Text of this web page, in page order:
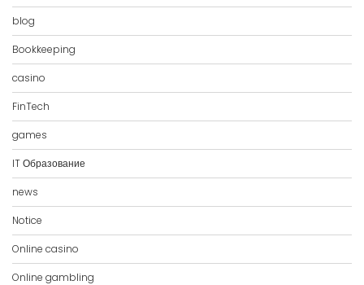
blog
Bookkeeping
casino
FinTech
games
IT Образование
news
Notice
Online casino
Online gambling